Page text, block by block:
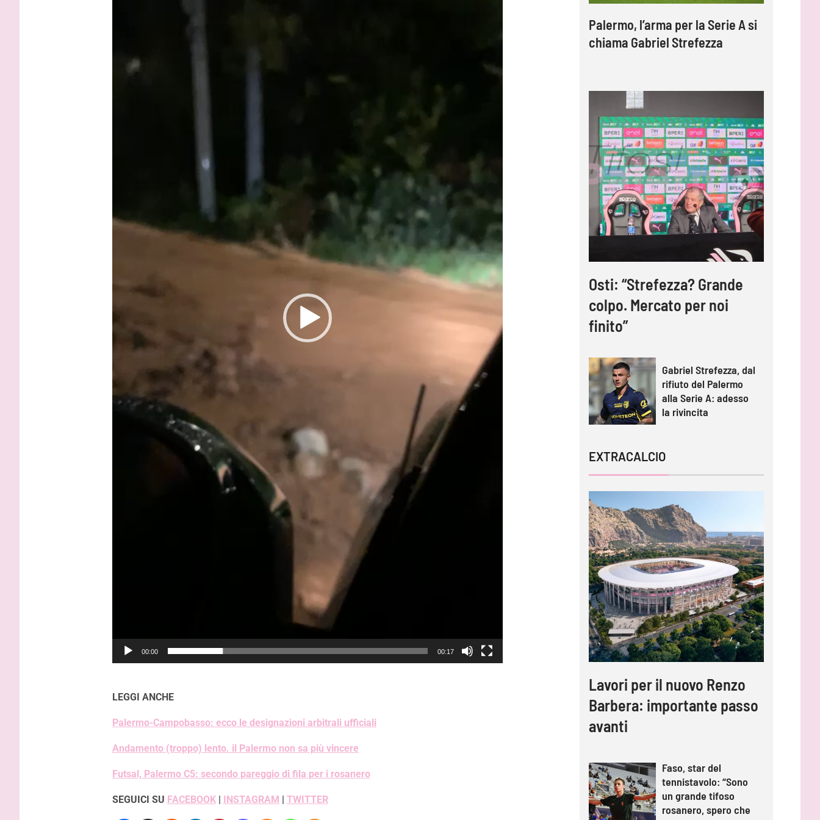
00:00 00:17
LEGGI ANCHE
Palermo-Campobasso: ecco le designazioni arbitrali ufficiali
Andamento (troppo) lento. il Palermo non sa più vincere
Futsal, Palermo C5: secondo pareggio di fila per i rosanero
SEGUICI SU FACEBOOK| INSTAGRAM | TWITTER
Palermo, l’arma per la Serie A si
chiama Gabriel Strefezza
Osti: “Strefezza? Grande
colpo. Mercato per noi
finito”
Gabriel Strefezza, dal
rifiuto del Palermo
alla Serie A: adesso
la rivincita
EXTRACALCIO
Lavori per il nuovo Renzo
Barbera: importante passo
avanti
Faso, star del
tennistavolo: “Sono
un grande tifoso
rosanero, spero che